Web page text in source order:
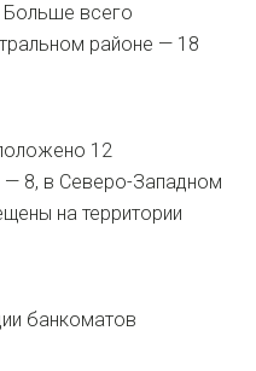
Больше всего
районе — 18
12
8, в Северо-Западном
на территории
банкоматов